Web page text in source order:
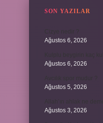
SON YAZILAR
Ağustos 6, 2026
Ağustos 6, 2026
Ağustos 5, 2026
Ağustos 3, 2026